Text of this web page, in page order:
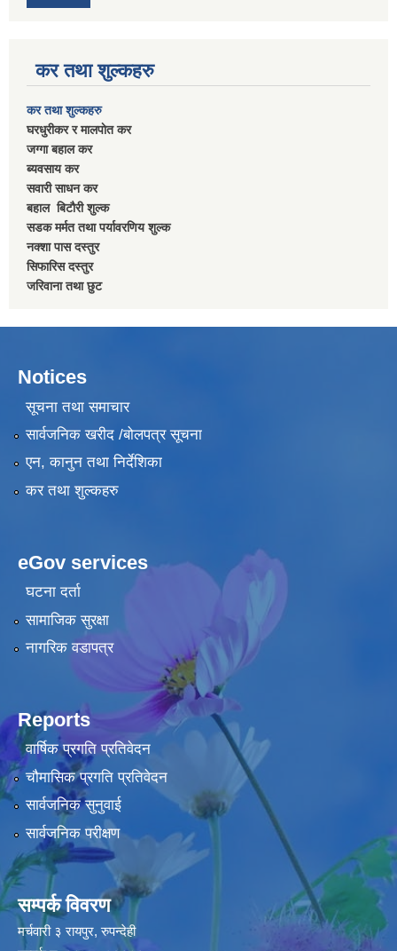
कर तथा शुल्कहरु
कर तथा शुल्कहरु
घरधुरीकर र मालपाेत कर
जग्गा बहाल कर
ब्यवसाय कर
सवारी साधन कर
बहाल बिटाैरी शुल्क
सडक मर्मत तथा पर्यावरणिय शुल्क
नक्शा पास दस्तुर
सिफारिस दस्तुर
जरिवाना तथा छुट
Notices
सूचना तथा समाचार
सार्वजनिक खरीद /बोलपत्र सूचना
एन, कानुन तथा निर्देशिका
कर तथा शुल्कहरु
eGov services
घटना दर्ता
सामाजिक सुरक्षा
नागरिक वडापत्र
Reports
वार्षिक प्रगति प्रतिवेदन
चौमासिक प्रगति प्रतिवेदन
सार्वजनिक सुनुवाई
सार्वजनिक परीक्षण
सम्पर्क विवरण
मर्चवारी ३ रायपुर, रुपन्देही